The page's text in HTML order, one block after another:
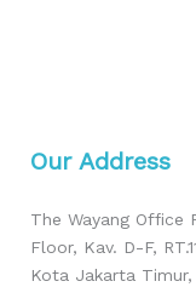
Our Address
The Wayang Office
Floor, Kav. D-F,
Kota Jakarta